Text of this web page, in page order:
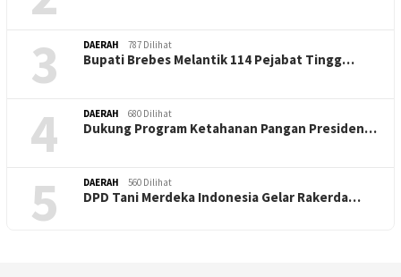
3 DAERAH 787 Dilihat
Bupati Brebes Melantik 114 Pejabat Tingg…
4 DAERAH 680 Dilihat
Dukung Program Ketahanan Pangan Presiden…
5 DAERAH 560 Dilihat
DPD Tani Merdeka Indonesia Gelar Rakerda…